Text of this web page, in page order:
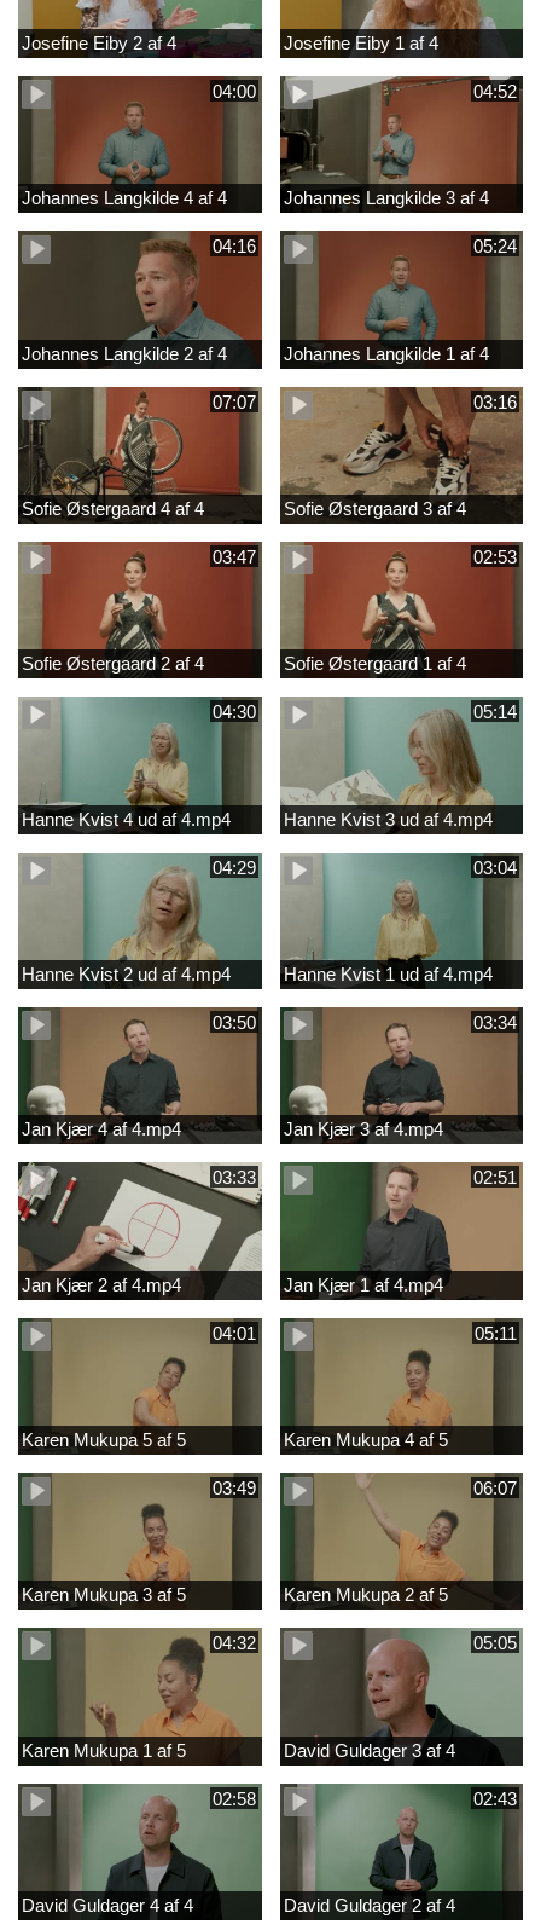
Josefine Eiby 2 af 4 Josefine Eiby 1 af 4
04:00
Johannes Langkilde 4 af 4
04:52
Johannes Langkilde 3 af 4
04:16
Johannes Langkilde 2 af 4
05:24
Johannes Langkilde 1 af 4
07:07
Sofie Østergaard 4 af 4
03:16
Sofie Østergaard 3 af 4
03:47
Sofie Østergaard 2 af 4
02:53
Sofie Østergaard 1 af 4
04:30
Hanne Kvist 4 ud af 4.mp4
05:14
Hanne Kvist 3 ud af 4.mp4
04:29
Hanne Kvist 2 ud af 4.mp4
03:04
Hanne Kvist 1 ud af 4.mp4
03:50
Jan Kjær 4 af 4.mp4
03:34
Jan Kjær 3 af 4.mp4
03:33
Jan Kjær 2 af 4.mp4
02:51
Jan Kjær 1 af 4.mp4
04:01
Karen Mukupa 5 af 5
05:11
Karen Mukupa 4 af 5
03:49
Karen Mukupa 3 af 5
06:07
Karen Mukupa 2 af 5
04:32
Karen Mukupa 1 af 5
05:05
David Guldager 3 af 4
02:58
David Guldager 4 af 4
02:43
David Guldager 2 af 4